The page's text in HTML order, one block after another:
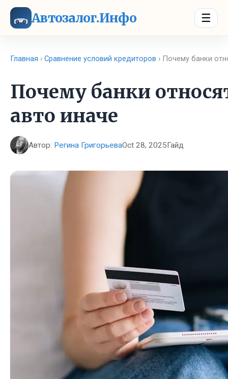
Автозалог.Инфо ☰
Главная › Сравнение условий кредиторов › Почему банки
Почему банки
авто иначе
Автор: Регина ГригорьеваOct 28, 2025Гайд